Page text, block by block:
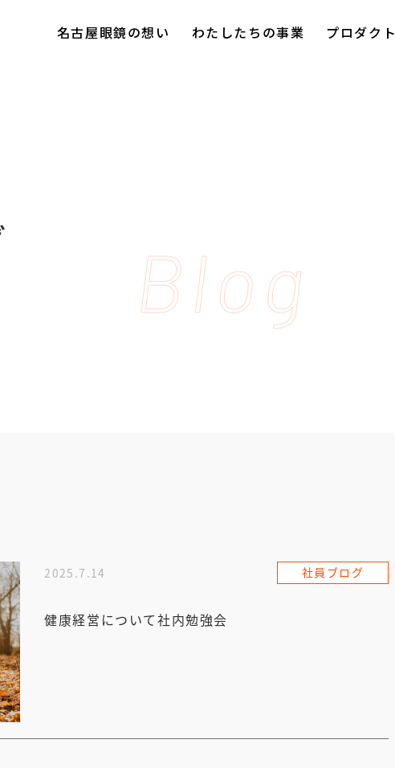
名古屋眼鏡の想い わたしたちの事業 プロダクト
Blog
2025.7.14 社員ブログ
健康経営について社内勉強会